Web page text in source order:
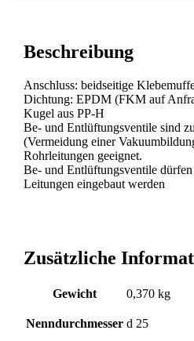
Beschreibung
Anschluss: beidseitige
Dichtung: EPDM (FKM auf
Kugel aus PP-H
Be- und Entlüftungsventile sind
(Vermeidung einer
Rohrleitungen geeignet.
Be- und Entlüftungsventile
Leitungen eingebaut werden
Zusätzliche
Gewicht 0,370 kg
Nenndurchmesser d 25